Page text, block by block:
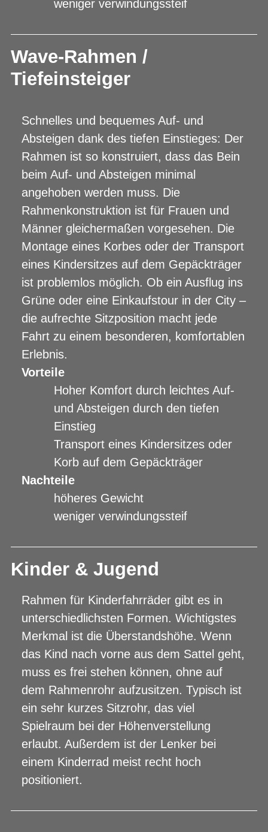
weniger verwindungssteif
Wave-Rahmen /
Tiefeinsteiger
Schnelles und bequemes Auf- und
Absteigen dank des tiefen Einstieges: Der
Rahmen ist so konstruiert, dass das Bein
beim Auf- und Absteigen minimal
angehoben werden muss. Die
Rahmenkonstruktion ist für Frauen und
Männer gleichermaßen vorgesehen. Die
Montage eines Korbes oder der Transport
eines Kindersitzes auf dem Gepäckträger
ist problemlos möglich. Ob ein Ausflug ins
Grüne oder eine Einkaufstour in der City –
die aufrechte Sitzposition macht jede
Fahrt zu einem besonderen, komfortablen
Erlebnis.
Vorteile
Hoher Komfort durch leichtes Auf-
und Absteigen durch den tiefen
Einstieg
Transport eines Kindersitzes oder
Korb auf dem Gepäckträger
Nachteile
höheres Gewicht
weniger verwindungssteif
Kinder & Jugend
Rahmen für Kinderfahrräder gibt es in
unterschiedlichsten Formen. Wichtigstes
Merkmal ist die Überstandshöhe. Wenn
das Kind nach vorne aus dem Sattel geht,
muss es frei stehen können, ohne auf
dem Rahmenrohr aufzusitzen. Typisch ist
ein sehr kurzes Sitzrohr, das viel
Spielraum bei der Höhenverstellung
erlaubt. Außerdem ist der Lenker bei
einem Kinderrad meist recht hoch
positioniert.